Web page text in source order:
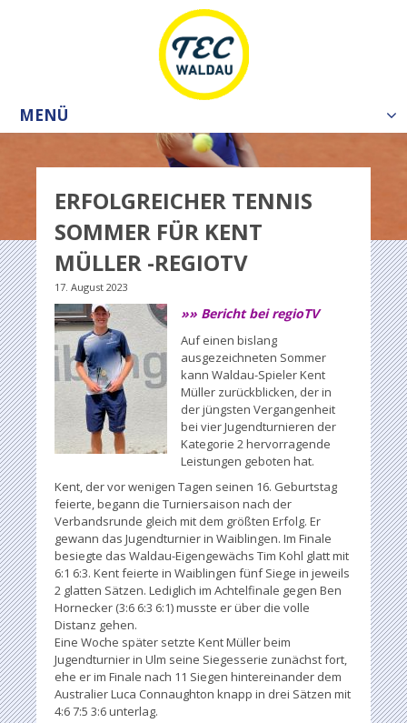
MENÜ
ERFOLGREICHER TENNIS
SOMMER FÜR KENT
MÜLLER -REGIOTV
17. August 2023
»» Bericht bei regioTV
Auf einen bislang
ausgezeichneten Sommer
kann Waldau-Spieler Kent
Müller zurückblicken, der in
der jüngsten Vergangenheit
bei vier Jugendturnieren der
Kategorie 2 hervorragende
Leistungen geboten hat.
Kent, der vor wenigen Tagen seinen 16. Geburtstag
feierte, begann die Turniersaison nach der
Verbandsrunde gleich mit dem größten Erfolg. Er
gewann das Jugendturnier in Waiblingen. Im Finale
besiegte das Waldau-Eigengewächs Tim Kohl glatt mit
6:1 6:3. Kent feierte in Waiblingen fünf Siege in jeweils
2 glatten Sätzen. Lediglich im Achtelfinale gegen Ben
Hornecker (3:6 6:3 6:1) musste er über die volle
Distanz gehen.
Eine Woche später setzte Kent Müller beim
Jugendturnier in Ulm seine Siegesserie zunächst fort,
ehe er im Finale nach 11 Siegen hintereinander dem
Australier Luca Connaughton knapp in drei Sätzen mit
4:6 7:5 3:6 unterlag.